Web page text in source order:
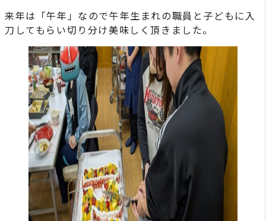
来年は「午年」なので午年生まれの職員と子どもに入
刀してもらい切り分け美味しく頂きました。